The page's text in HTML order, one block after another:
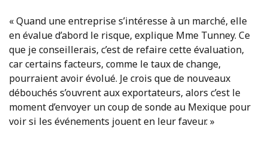
« Quand une entreprise s’intéresse à un marché, elle
en évalue d’abord le risque, explique Mme Tunney. Ce
que je conseillerais, c’est de refaire cette évaluation,
car certains facteurs, comme le taux de change,
pourraient avoir évolué. Je crois que de nouveaux
débouchés s’ouvrent aux exportateurs, alors c’est le
moment d’envoyer un coup de sonde au Mexique pour
voir si les événements jouent en leur faveur. »